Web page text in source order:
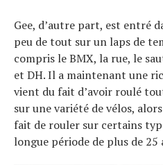
Gee, d’autre part, est entré
peu de tout sur un laps de
compris le BMX, la rue, le
et DH. Il a maintenant une
vient du fait d’avoir roulé
sur une variété de vélos,
fait de rouler sur certains
longue période de plus de 25